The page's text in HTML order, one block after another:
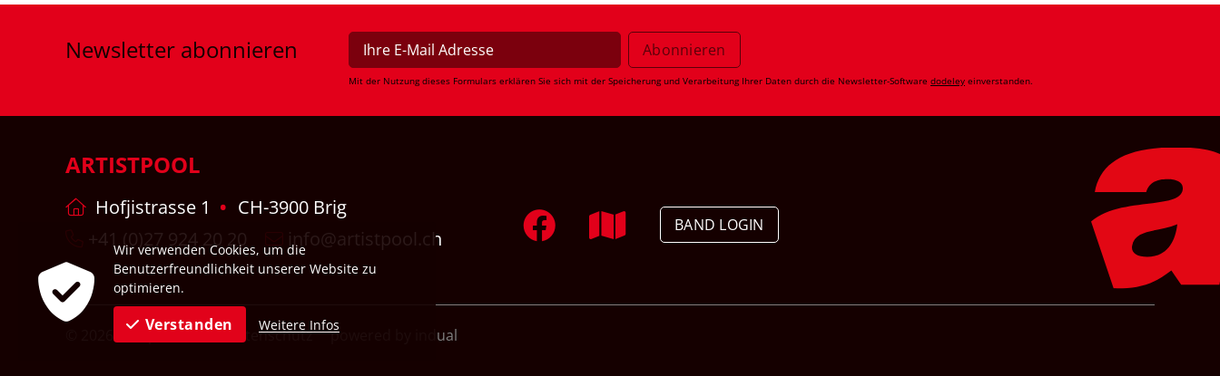
Newsletter abonnieren
Mit der Nutzung dieses Formulars erklären Sie sich mit der Speicherung und Verarbeitung Ihrer Daten durch die Newsletter-Software dodeley einverstanden.
ARTISTPOOL
Hofjistrasse 1
CH-3900 Brig
+41 (0)27 924 20 20
info@artistpool.ch
BAND LOGIN
Impressum Datenschutz powered by indual
Wir verwenden Cookies, um die
Benutzerfreundlichkeit unserer Website zu
optimieren.
Verstanden Weitere Infos